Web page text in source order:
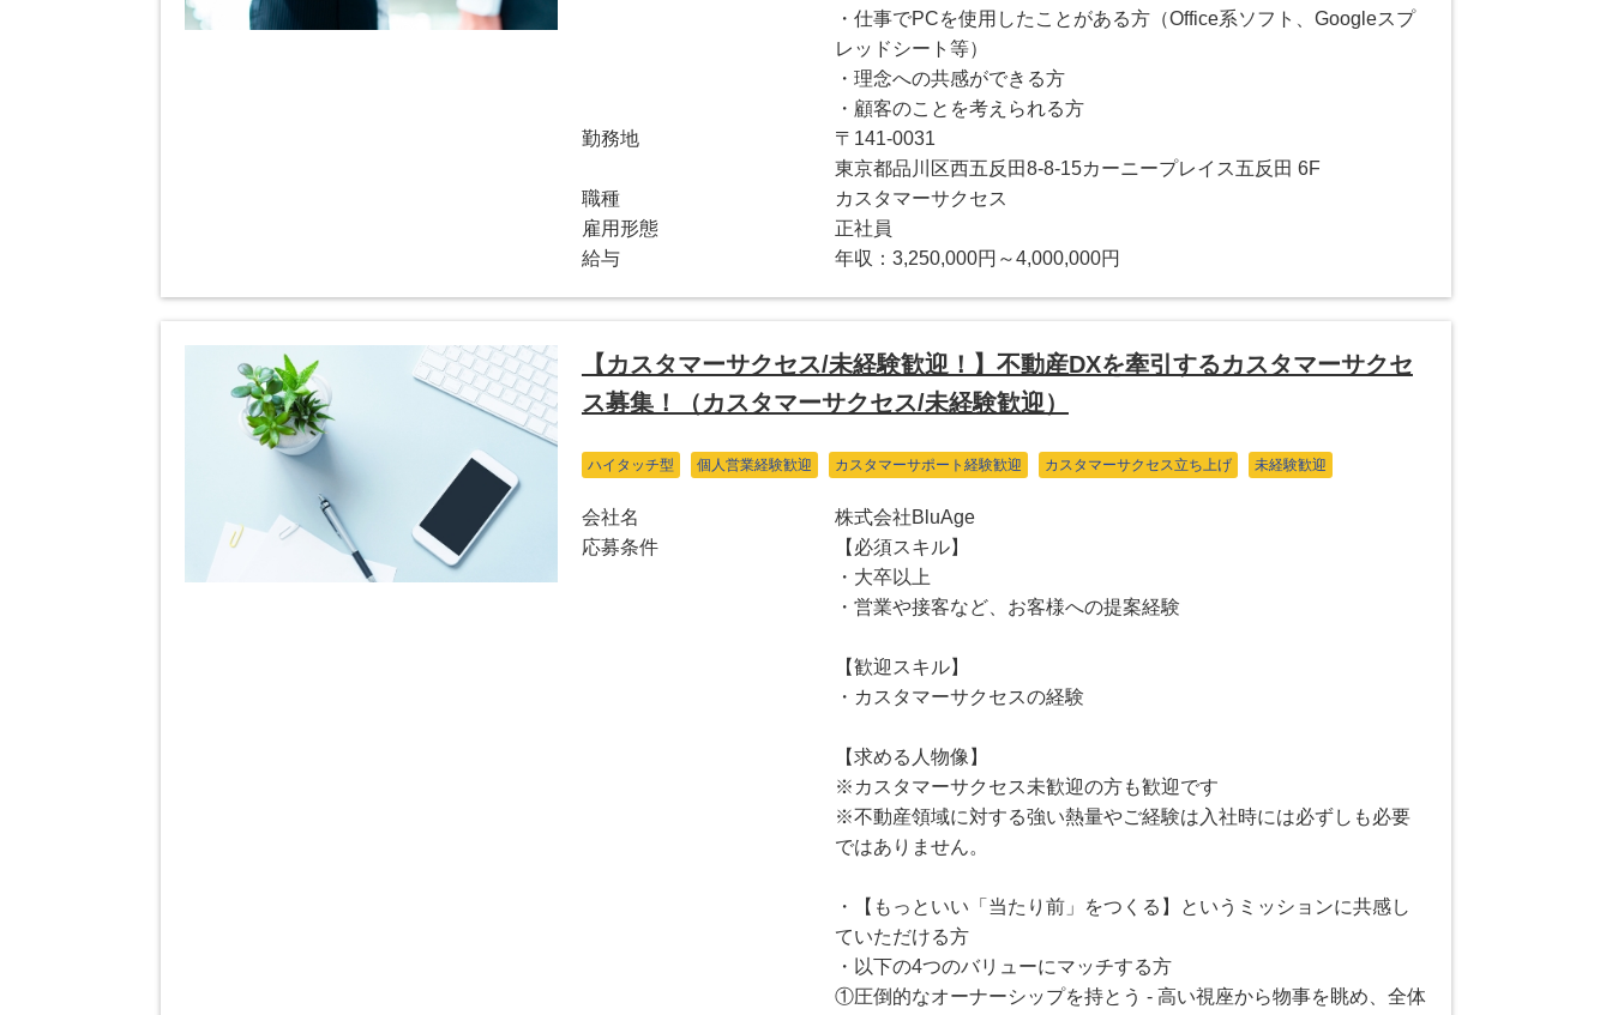
・仕事でPCを使用したことがある方（Office系ソフト、Googleスプ
レッドシート等）
・理念への共感ができる方
・顧客のことを考えられる方
勤務地
〒141-0031
東京都品川区西五反田8-8-15カーニープレイス五反田 6F
職種
カスタマーサクセス
雇用形態
正社員
給与
年収：3,250,000円～4,000,000円
【カスタマーサクセス/未経験歓迎！】不動産DXを牽引するカスタマーサクセ
ス募集！（カスタマーサクセス/未経験歓迎）
ハイタッチ型 個人営業経験歓迎 カスタマーサポート経験歓迎 カスタマーサクセス立ち上げ 未経験歓迎
会社名
株式会社BluAge
応募条件
【必須スキル】
・大卒以上
・営業や接客など、お客様への提案経験
【歓迎スキル】
・カスタマーサクセスの経験
【求める人物像】
※カスタマーサクセス未歓迎の方も歓迎です
※不動産領域に対する強い熱量やご経験は入社時には必ずしも必要
ではありません。
・【もっといい「当たり前」をつくる】というミッションに共感し
ていただける方
・以下の4つのバリューにマッチする方
①圧倒的なオーナーシップを持とう - 高い視座から物事を眺め、全体